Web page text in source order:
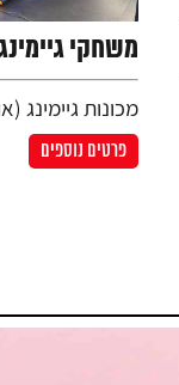
משחקי
מכונות גיימינג
פרטים נוספים